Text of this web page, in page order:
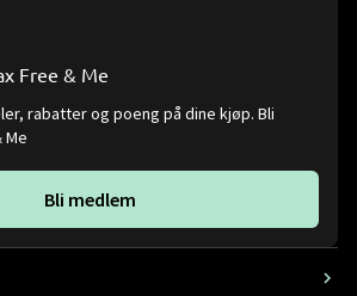
Free & Me
rabatter og poeng på dine kjøp. Bli
Me
Bli medlem